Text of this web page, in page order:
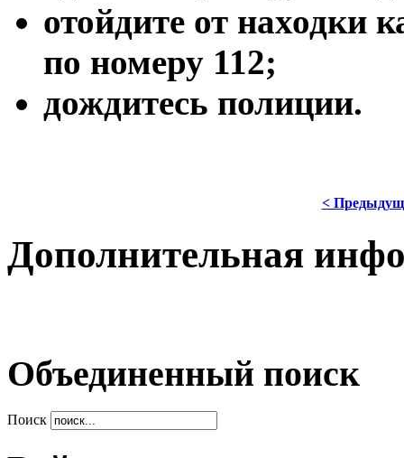
отойдите от находки
по номеру 112;
дождитесь полиции.
<
Дополнительная
Объединенный поиск
Поиск